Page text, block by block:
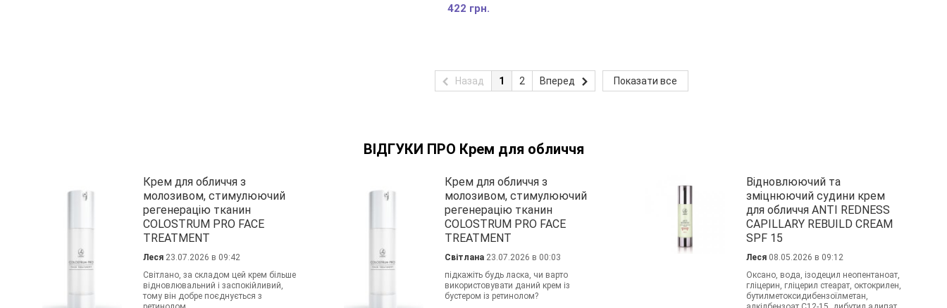
422 грн.
Назад 1 2 Вперед Показати все
ВІДГУКИ ПРО Крем для обличчя
Крем для обличчя з
молозивом, стимулюючий
регенерацію тканин
COLOSTRUM PRO FACE
TREATMENT
Леся23.07.2026 в 09:42
Світлано, за складом цей крем більше
відновлювальний і заспокійливий,
тому він добре поєднується з
Крем для обличчя з
молозивом, стимулюючий
регенерацію тканин
COLOSTRUM PRO FACE
TREATMENT
Світлана23.07.2026 в 00:03
підкажіть будь ласка, чи варто
використовувати даний крем із
бустером із ретинолом?
Відновлюючий та
зміцнюючий судини крем
для обличчя ANTI REDNESS
CAPILLARY REBUILD CREAM
SPF 15
Леся08.05.2026 в 09:12
Оксано, вода, ізодецил неопентаноат,
гліцерин, гліцерил стеарат, октокрилен,
бутилметоксидибензоїлметан,